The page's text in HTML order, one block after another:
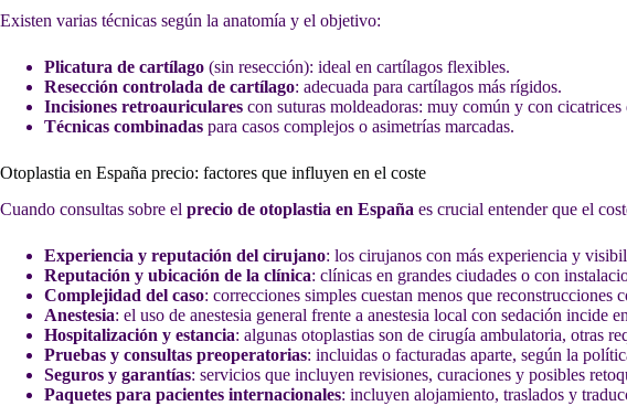
Existen varias técnicas según la anatomía y el objetivo:
Plicatura de cartílago (sin resección): ideal en cartílagos flexibles.
Resección controlada de cartílago: adecuada para cartílagos más rígidos.
Incisiones retroauriculares con suturas moldeadoras: muy común y con cicatrices
Técnicas combinadas para casos complejos o asimetrías marcadas.
Otoplastia en España precio: factores que influyen en el coste
Cuando consultas sobre el precio de otoplastia en España es crucial entender que el
Experiencia y reputación del cirujano: los cirujanos con más experiencia y
Reputación y ubicación de la clínica: clínicas en grandes ciudades o con
Complejidad del caso: correcciones simples cuestan menos que reconstrucciones
Anestesia: el uso de anestesia general frente a anestesia local con sedación incide
Hospitalización y estancia: algunas otoplastias son de cirugía ambulatoria, otras
Pruebas y consultas preoperatorias: incluidas o facturadas aparte, según la
Seguros y garantías: servicios que incluyen revisiones, curaciones y posibles
Paquetes para pacientes internacionales: incluyen alojamiento, traslados y